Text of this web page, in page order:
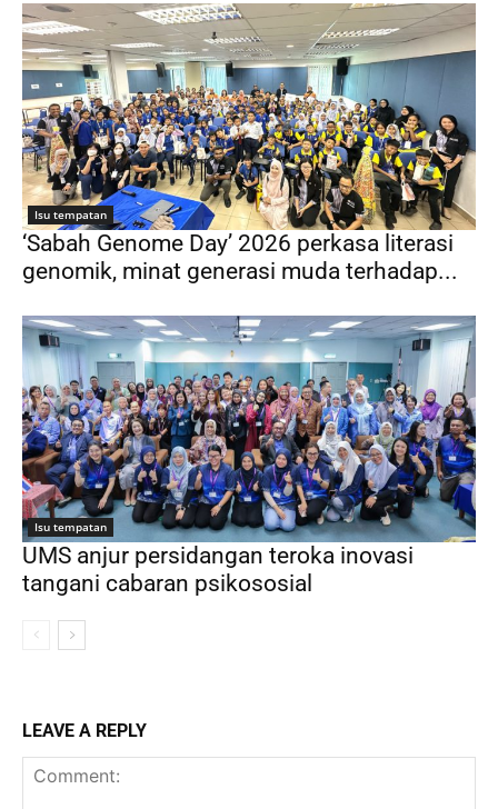
Isu tempatan
‘Sabah Genome Day’ 2026 perkasa literasi
genomik, minat generasi muda terhadap...
Isu tempatan
UMS anjur persidangan teroka inovasi
tangani cabaran psikososial
LEAVE A REPLY